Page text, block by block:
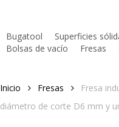
main
content
Bugatool Superficies
Bolsas de vacío
Fresas
Inicio Fresas
Fresa
diámetro de corte D6 mm y